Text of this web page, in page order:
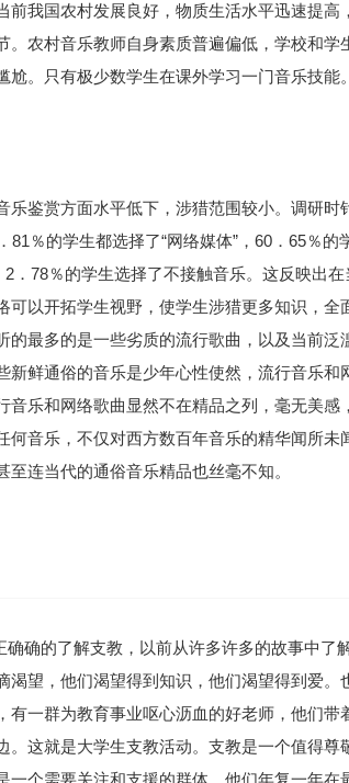
前我国农村发展良好，物质生活水平迅速提
。农村音乐教师自身素质普遍偏低，学校和学
尬。只有极少数学生在课外学习一门音乐技能。
乐鉴赏方面水平低下，涉猎范围较小。调研时
81％的学生都选择了“网络媒体”，60．65％的
2．78％的学生选择了不接触音乐。这反映出
可以开拓学生视野，使学生涉猎更多知识，
的最多的是一些劣质的流行歌曲，以及当前
新鲜通俗的音乐是少年心性使然，流行音乐
音乐和网络歌曲显然不在精品之列，毫无美感
何音乐，不仅对西方数百年音乐的精华闻所
至连当代的通俗音乐精品也丝毫不知。
确确的了解支教，以前从许多许多的故事中了
渴望，他们渴望得到知识，他们渴望得到爱
有一群为教育事业呕心沥血的好老师，他们
。这就是大学生支教活动。支教是一个值得